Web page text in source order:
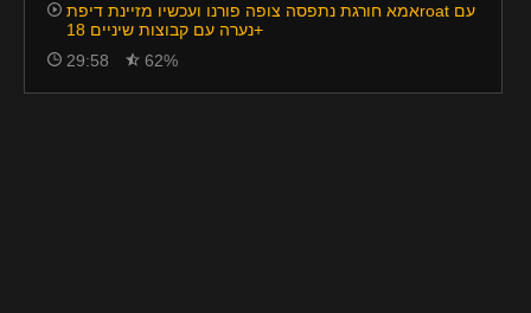
אמא חורגת נתפסה צופה פורנו ועכשיו מזיינת דיפתroat עם
נערה עם קבוצות שיניים 18+
29:58
62%